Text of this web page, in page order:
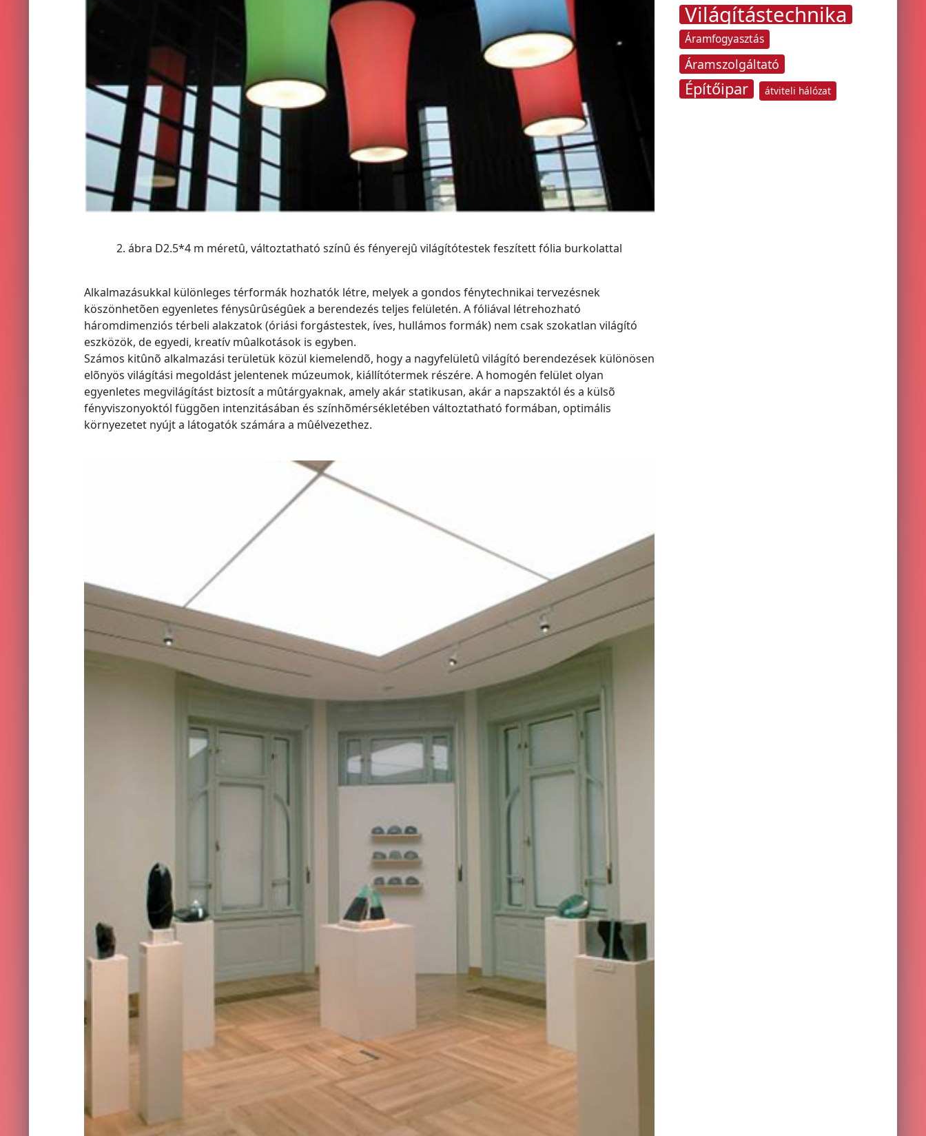
2. ábra D2.5*4 m méretû, változtatható színû és fényerejû világítótestek feszített fólia burkolattal
Alkalmazásukkal különleges térformák hozhatók létre, melyek a gondos fénytechnikai tervezésnek
köszönhetõen egyenletes fénysûrûségûek a berendezés teljes felületén. A fóliával létrehozható
háromdimenziós térbeli alakzatok (óriási forgástestek, íves, hullámos formák) nem csak szokatlan világító
eszközök, de egyedi, kreatív mûalkotások is egyben.
Számos kitûnõ alkalmazási területük közül kiemelendõ, hogy a nagyfelületû világító berendezések különösen
elõnyös világítási megoldást jelentenek múzeumok, kiállítótermek részére. A homogén felület olyan
egyenletes megvilágítást biztosít a mûtárgyaknak, amely akár statikusan, akár a napszaktól és a külsõ
fényviszonyoktól függõen intenzitásában és színhõmérsékletében változtatható formában, optimális
környezetet nyújt a látogatók számára a mûélvezethez.
Világítástechnika
Áramfogyasztás
Áramszolgáltató
Építőipar átviteli hálózat